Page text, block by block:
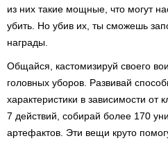
из них такие мощные, что могут
убить. Но убив их, ты сможешь
награды.
Общайся, кастомизируй своего
головных уборов. Развивай
характеристики в зависимости
7 действий, собирай более 170
артефактов. Эти вещи круто